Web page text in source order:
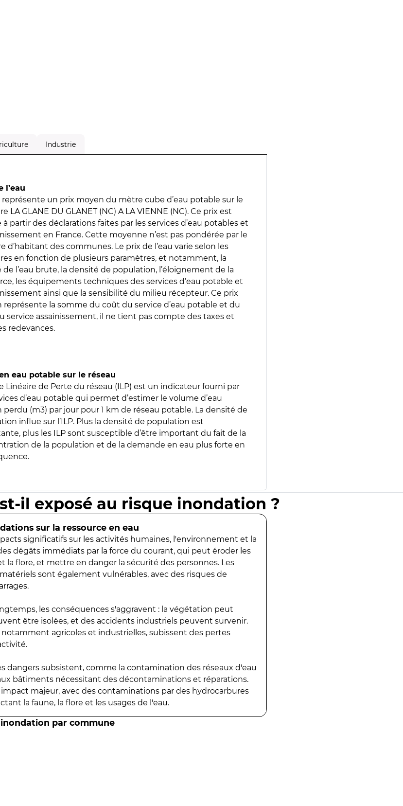
Industrie
l’eau
représente un prix moyen du mètre cube d’eau potable sur le
LA GLANE DU GLANET (NC) A LA VIENNE (NC). Ce prix est
à partir des déclarations faites par les services d’eau potables et
en France. Cette moyenne n’est pas pondérée par le
d’habitant des communes. Le prix de l’eau varie selon les
en fonction de plusieurs paramètres, et notamment, la
de l’eau brute, la densité de population, l’éloignement de la
les équipements techniques des services d’eau potable et
ainsi que la sensibilité du milieu récepteur. Ce prix
représente la somme du coût du service d’eau potable et du
service assainissement, il ne tient pas compte des taxes et
redevances.
eau potable sur le réseau
Linéaire de Perte du réseau (ILP) est un indicateur fourni par
d’eau potable qui permet d’estimer le volume d’eau
perdu (m3) par jour pour 1 km de réseau potable. La densité de
influe sur l’ILP. Plus la densité de population est
plus les ILP sont susceptible d’être important du fait de la
de la population et de la demande en eau plus forte en
il exposé au risque inondation ?
sur la ressource en eau
significatifs sur les activités humaines, l'environnement et la
dégâts immédiats par la force du courant, qui peut éroder les
la flore, et mettre en danger la sécurité des personnes. Les
sont également vulnérables, avec des risques de
les conséquences s'aggravent : la végétation peut
être isolées, et des accidents industriels peuvent survenir.
agricoles et industrielles, subissent des pertes
dangers subsistent, comme la contamination des réseaux d'eau
bâtiments nécessitant des décontaminations et réparations.
majeur, avec des contaminations par des hydrocarbures
la faune, la flore et les usages de l'eau.
par commune